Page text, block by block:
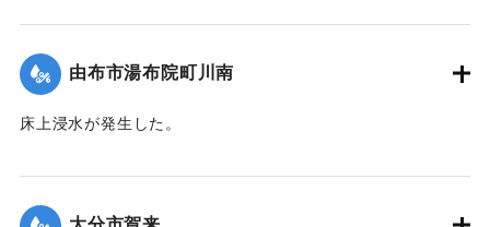
｜固有コード: 01215055
由布市湯布院町川南
床上浸水が発生した。
2020/7/6｜固有コード:01215056